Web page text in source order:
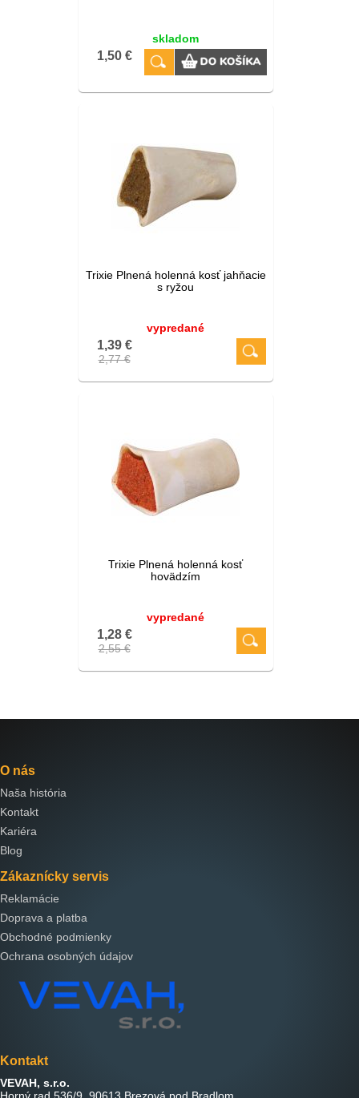
skladom
1,50 €
Trixie Plnená holenná kosť jahňacie
s ryžou
vypredané
1,39 €
2,77 €
Trixie Plnená holenná kosť
hovädzím
vypredané
1,28 €
2,55 €
O nás
Naša história
Kontakt
Kariéra
Blog
Zákaznícky servis
Reklamácie
Doprava a platba
Obchodné podmienky
Ochrana osobných údajov
Kontakt
VEVAH, s.r.o.
Horný rad 536/9, 90613 Brezová pod Bradlom